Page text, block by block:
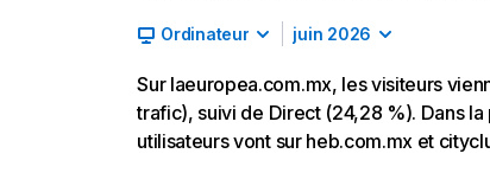
Ordinateur juin 2026
Sur laeuropea.com.mx, les visiteurs
trafic), suivi de Direct (24,28 %). Dans
utilisateurs vont sur heb.com.mx et